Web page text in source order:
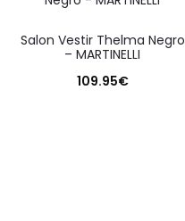
Salon Vestir Thelma Negro
– MARTINELLI
109.95€